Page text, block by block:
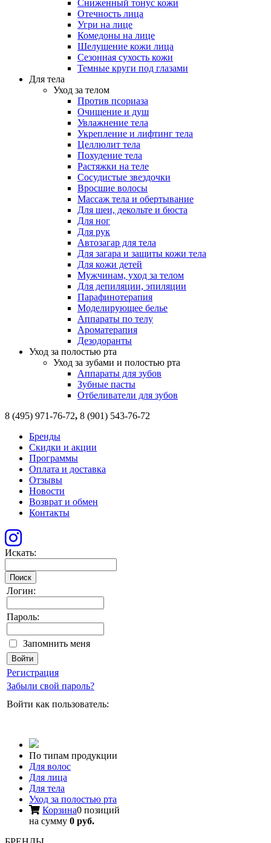
Сниженный тонус кожи
Отечность лица
Угри на лице
Комедоны на лице
Шелушение кожи лица
Сезонная сухость кожи
Темные круги под глазами
Для тела
Уход за телом
Против псориаза
Очищение и душ
Увлажнение тела
Укрепление и лифтинг тела
Целлюлит тела
Похудение тела
Растяжки на теле
Сосудистые звездочки
Вросшие волосы
Массаж тела и обертывание
Для шеи, декольте и бюста
Для ног
Для рук
Автозагар для тела
Для загара и защиты кожи тела
Для кожи детей
Мужчинам, уход за телом
Для депиляции, эпиляции
Парафинотерапия
Моделирующее белье
Аппараты по телу
Ароматерапия
Дезодоранты
Уход за полостью рта
Уход за зубами и полостью рта
Аппараты для зубов
Зубные пасты
Отбеливатели для зубов
8 (495) 971-76-72, 8 (901) 543-76-72
Бренды
Скидки и акции
Программы
Оплата и доставка
Отзывы
Новости
Возврат и обмен
Контакты
Искать:
Поиск
Логин:
Пароль:
Запомнить меня
Регистрация
Забыли свой пароль?
Войти как пользователь:
По типам продукции
Для волос
Для лица
Для тела
Уход за полостью рта
Корзина0 позиций
на сумму 0 руб.